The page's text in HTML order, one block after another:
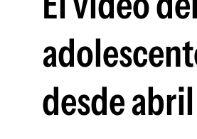
desde abril